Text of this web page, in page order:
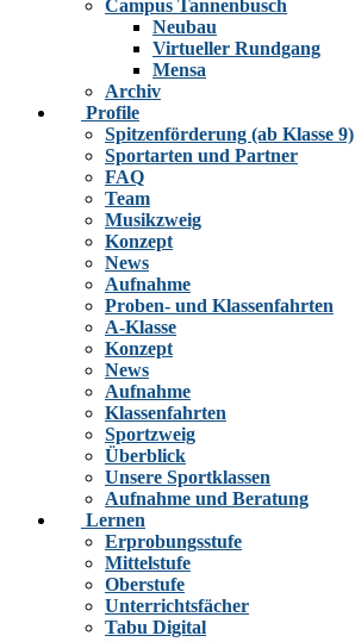
Campus Tannenbusch
Neubau
Virtueller Rundgang
Mensa
Archiv
Profile
Spitzenförderung (ab Klasse 9)
Sportarten und Partner
FAQ
Team
Musikzweig
Konzept
News
Aufnahme
Proben- und Klassenfahrten
A-Klasse
Konzept
News
Aufnahme
Klassenfahrten
Sportzweig
Überblick
Unsere Sportklassen
Aufnahme und Beratung
Lernen
Erprobungsstufe
Mittelstufe
Oberstufe
Unterrichtsfächer
Tabu Digital